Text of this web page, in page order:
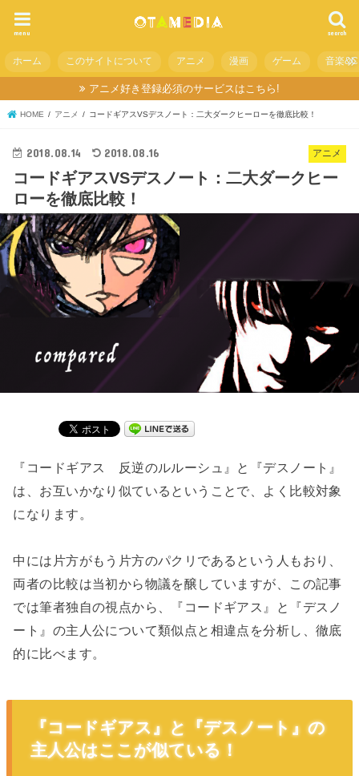
search
menu
ホーム このサイトについて アニメ 漫画 ゲーム 音楽
アニメ好き登録必須のサービスはこちら!
HOME アニメ コードギアスVSデスノート：二大ダークヒーローを徹底比較！
アニメ
2018.08.14 2018.08.16
コードギアスVSデスノート：二大ダークヒー
ローを徹底比較！
『コードギアス 反逆のルルーシュ』と『デスノート』
は、お互いかなり似ているということで、よく比較対象
になります。
中には片方がもう片方のパクリであるという人もおり、
両者の比較は当初から物議を醸していますが、この記事
では筆者独自の視点から、『コードギアス』と『デスノ
ート』の主人公について類似点と相違点を分析し、徹底
的に比べます。
『コードギアス』と『デスノート』の
主人公はここが似ている！